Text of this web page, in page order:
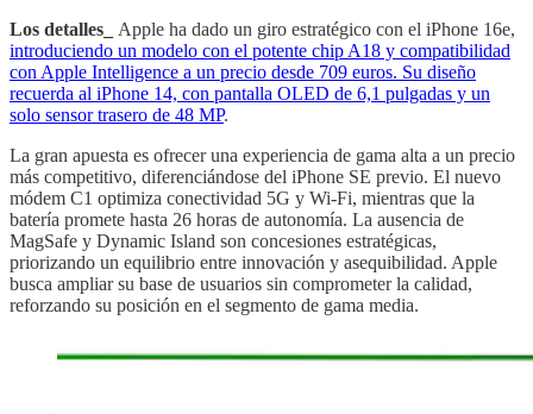
Los detalles_ Apple ha dado un giro estratégico con el iPhone 16e,
introduciendo un modelo con el potente chip A18 y compatibilidad
con Apple Intelligence a un precio desde 709 euros. Su diseño
recuerda al iPhone 14, con pantalla OLED de 6,1 pulgadas y un
solo sensor trasero de 48 MP.
La gran apuesta es ofrecer una experiencia de gama alta a un precio
más competitivo, diferenciándose del iPhone SE previo. El nuevo
módem C1 optimiza conectividad 5G y Wi-Fi, mientras que la
batería promete hasta 26 horas de autonomía. La ausencia de
MagSafe y Dynamic Island son concesiones estratégicas,
priorizando un equilibrio entre innovación y asequibilidad. Apple
busca ampliar su base de usuarios sin comprometer la calidad,
reforzando su posición en el segmento de gama media.